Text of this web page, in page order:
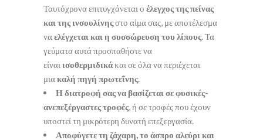
Ταυτόχρονα επιτυγχάνεται ο έλεγχος της πείνας
και της ινσουλίνηςστο αίμα σας, με αποτέλεσμα
ναελέγχεται και η συσσώρευση του λίπους. Τα
γεύματα αυτά προσπαθήστε να
είναι ισοθερμιδικάκαι σε όλα να περιέχεται
μιακαλή πηγή πρωτεΐνης.
Η διατροφή σας να βασίζεται σε φυσικές-
ανεπεξέργαστες τροφές, ή σε τροφές που έχουν
υποστεί τη μικρότερη δυνατή επεξεργασία.
Αποφύγετε τη ζάχαρη, το άσπρο αλεύρι και